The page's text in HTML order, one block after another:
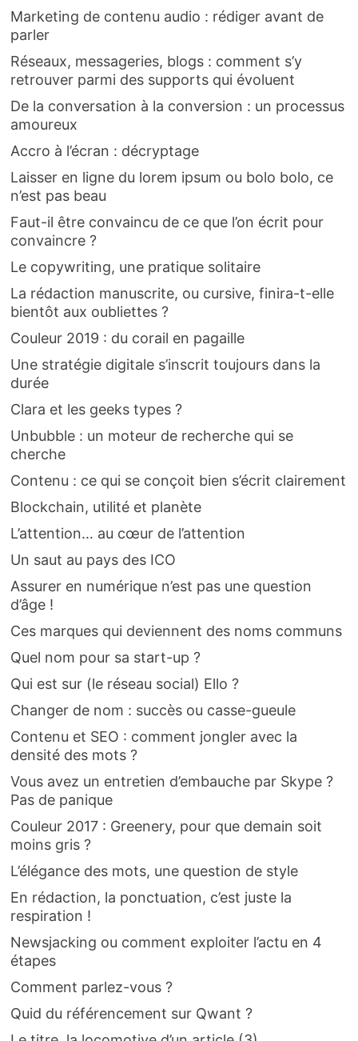
Marketing de contenu audio : rédiger avant de
parler
Réseaux, messageries, blogs : comment s’y
retrouver parmi des supports qui évoluent
De la conversation à la conversion : un processus
amoureux
Accro à l’écran : décryptage
Laisser en ligne du lorem ipsum ou bolo bolo, ce
n’est pas beau
Faut-il être convaincu de ce que l’on écrit pour
convaincre ?
Le copywriting, une pratique solitaire
La rédaction manuscrite, ou cursive, finira-t-elle
bientôt aux oubliettes ?
Couleur 2019 : du corail en pagaille
Une stratégie digitale s’inscrit toujours dans la
durée
Clara et les geeks types ?
Unbubble : un moteur de recherche qui se
cherche
Contenu : ce qui se conçoit bien s’écrit clairement
Blockchain, utilité et planète
L’attention… au cœur de l’attention
Un saut au pays des ICO
Assurer en numérique n’est pas une question
d’âge !
Ces marques qui deviennent des noms communs
Quel nom pour sa start-up ?
Qui est sur (le réseau social) Ello ?
Changer de nom : succès ou casse-gueule
Contenu et SEO : comment jongler avec la
densité des mots ?
Vous avez un entretien d’embauche par Skype ?
Pas de panique
Couleur 2017 : Greenery, pour que demain soit
moins gris ?
L’élégance des mots, une question de style
En rédaction, la ponctuation, c’est juste la
respiration !
Newsjacking ou comment exploiter l’actu en 4
étapes
Comment parlez-vous ?
Quid du référencement sur Qwant ?